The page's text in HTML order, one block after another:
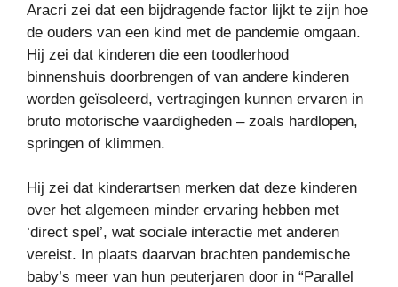
Aracri zei dat een bijdragende factor lijkt te zijn hoe
de ouders van een kind met de pandemie omgaan.
Hij zei dat kinderen die een toodlerhood
binnenshuis doorbrengen of van andere kinderen
worden geïsoleerd, vertragingen kunnen ervaren in
bruto motorische vaardigheden – zoals hardlopen,
springen of klimmen.
Hij zei dat kinderartsen merken dat deze kinderen
over het algemeen minder ervaring hebben met
‘direct spel’, wat sociale interactie met anderen
vereist. In plaats daarvan brachten pandemische
baby’s meer van hun peuterjaren door in “Parallel